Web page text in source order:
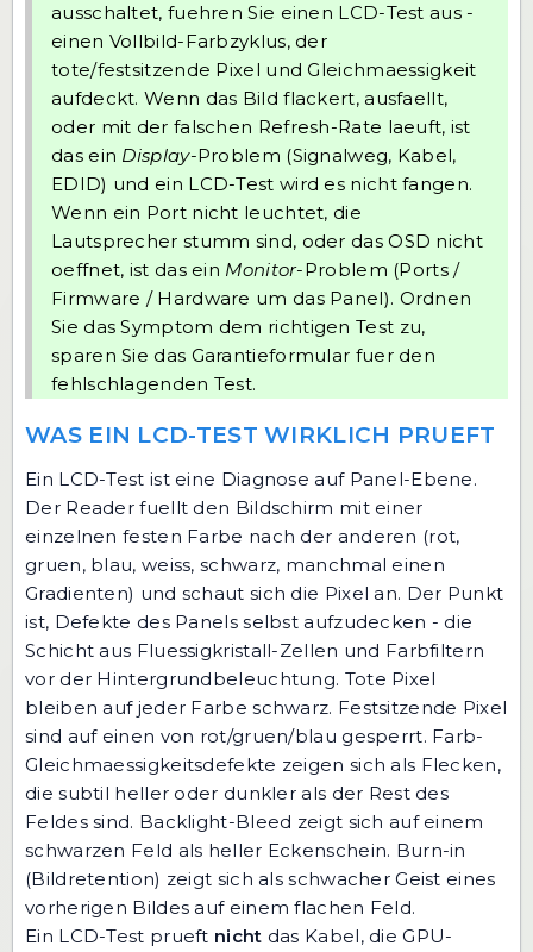
ausschaltet, fuehren Sie einen LCD-Test aus -
einen Vollbild-Farbzyklus, der
tote/festsitzende Pixel und Gleichmaessigkeit
aufdeckt. Wenn das Bild flackert, ausfaellt,
oder mit der falschen Refresh-Rate laeuft, ist
das ein Display-Problem (Signalweg, Kabel,
EDID) und ein LCD-Test wird es nicht fangen.
Wenn ein Port nicht leuchtet, die
Lautsprecher stumm sind, oder das OSD nicht
oeffnet, ist das ein Monitor-Problem (Ports /
Firmware / Hardware um das Panel). Ordnen
Sie das Symptom dem richtigen Test zu,
sparen Sie das Garantieformular fuer den
fehlschlagenden Test.
WAS EIN LCD-TEST WIRKLICH PRUEFT
Ein LCD-Test ist eine Diagnose auf Panel-Ebene.
Der Reader fuellt den Bildschirm mit einer
einzelnen festen Farbe nach der anderen (rot,
gruen, blau, weiss, schwarz, manchmal einen
Gradienten) und schaut sich die Pixel an. Der Punkt
ist, Defekte des Panels selbst aufzudecken - die
Schicht aus Fluessigkristall-Zellen und Farbfiltern
vor der Hintergrundbeleuchtung. Tote Pixel
bleiben auf jeder Farbe schwarz. Festsitzende Pixel
sind auf einen von rot/gruen/blau gesperrt. Farb-
Gleichmaessigkeitsdefekte zeigen sich als Flecken,
die subtil heller oder dunkler als der Rest des
Feldes sind. Backlight-Bleed zeigt sich auf einem
schwarzen Feld als heller Eckenschein. Burn-in
(Bildretention) zeigt sich als schwacher Geist eines
vorherigen Bildes auf einem flachen Feld.
Ein LCD-Test prueft nicht das Kabel, die GPU-